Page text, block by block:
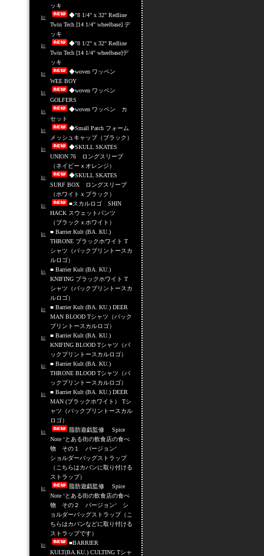
ッキ
◆"8 1/4" x 32" Redline
Twin Tech [14 1/4" wheelbase] デ
ッキ
◆"8 1/2" x 32" Redline
Twin Tech [14 1/4" wheelbase]デ
ッキ
◆woven ワッペン
WEE BOY
◆woven ワッペン
GOLFERS
◆woven ワッペン カ
セット
◆Small Patch フォーム
メッシュキャップ（ブラック）
◆SKULL SKATES
UNION 76 ロングスリーブ
（ネイビーｘオレンジ）
◆SKULL SKATES
SURF BOX ロングスリーブ
（ホワイトｘブラック）
■スカルロゴ SHIN
HACK スウェットパンツ
（ブラックｘホワイト）
■ Barrier Kult (BA. KU.)
THRONE ブラックホワイト T
シャツ（バックプリントースカ
ルロゴ）
■ Barrier Kult (BA. KU.)
KNIFING ブラックホワイト T
シャツ（バックプリントースカ
ルロゴ）
■ Barrier Kult (BA. KU.) DEER
MAN BLOOD Tシャツ（バック
プリントースカルロゴ）
■ Barrier Kult (BA. KU.)
KNIFING BLOOD Tシャツ（バ
ックプリントースカルロゴ）
■ Barrier Kult (BA. KU.)
THRONE BLOOD Tシャツ（バ
ックプリントースカルロゴ）
■ Barrier Kult (BA. KU.) DEER
MAN (ブラックホワイト） Tシ
ャツ（バックプリントースカル
ロゴ）
脂肪遊戯監修 Spice
Note ‘とある街の飲食店の食べ
物 その１ バージョン‘
ショルダーバッグストラップ
（こちらはカバンに取り付ける
ストラップ）
脂肪遊戯監修 Spice
Note ‘とある街の飲食店の食べ
物 その２ バージョン‘ シ
ョルダーバッグストラップ（こ
ちらはカバンなどに取り付ける
ストラップです）
■BARRIER
KULT(BA.KU.) CULTING Tシャ